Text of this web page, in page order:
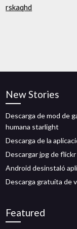
rskaqhd
New Stories
Descarga de mod de
humana starlight
Descarga de la
Descargar jpg de flickr
Android desinstaló
Descarga gratuita de
Featured